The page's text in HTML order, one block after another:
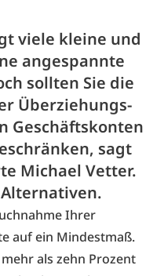
viele kleine und
angespannte
sollten Sie die
Überziehungs-
Geschäftskonten
sagt
Michael Vetter.
Ihrer
auf ein Mindestmaß.
als zehn Prozent